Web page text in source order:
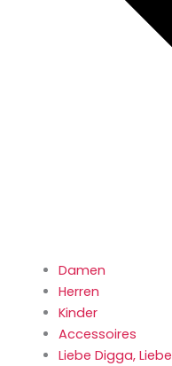
Damen
Herren
Kinder
Accessoires
Liebe Digga, Liebe